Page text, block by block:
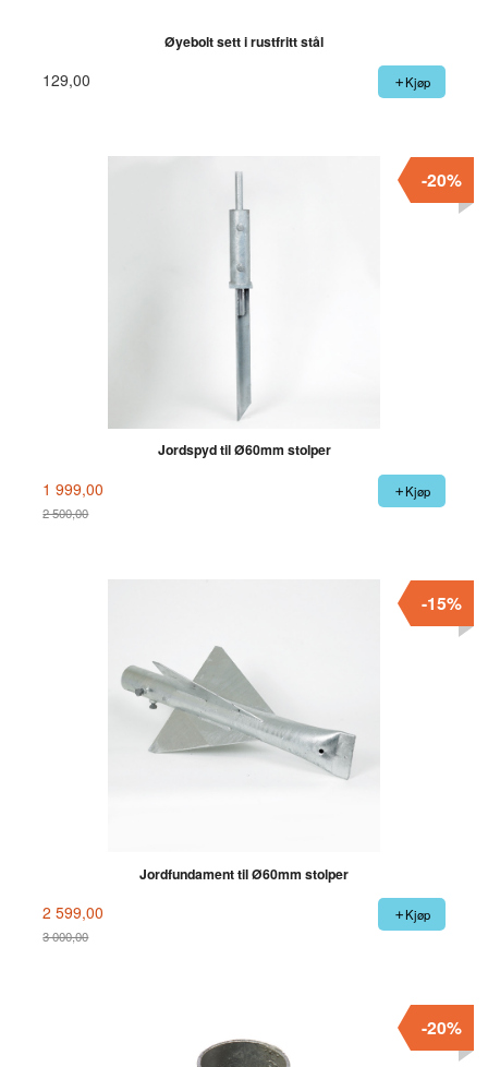
Øyebolt sett i rustfritt stål
129,00 Kjøp
Jordspyd til Ø60mm stolper
1 999,00
2 500,00
-20%
Kjøp
Jordfundament til Ø60mm stolper
2 599,00
3 000,00
-15%
Kjøp
-20%